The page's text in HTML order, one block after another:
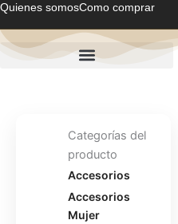
Ir
al
contenido
Quienes somosComo comprar
Categorías del
producto
Accesorios
Accesorios
Mujer